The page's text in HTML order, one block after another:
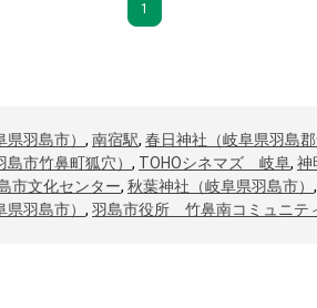
1
羽島市） , 南宿駅, 春日神社（岐阜県羽島郡
市竹鼻町狐穴） , TOHOシネマズ 岐阜, 神
市文化センター, 秋葉神社（岐阜県羽島市） ,
羽島市） , 羽島市役所 竹鼻南コミュニテ